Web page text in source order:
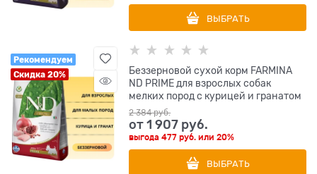
ВЫБРАТЬ
Рекомендуем
Скидка 20%
Беззерновой cухой корм FARMINA
ND PRIME для взрослых собак
мелких пород с курицей и гранатом
2 384 руб.
от1 907 руб.
выгода477 руб. или20%
ВЫБРАТЬ